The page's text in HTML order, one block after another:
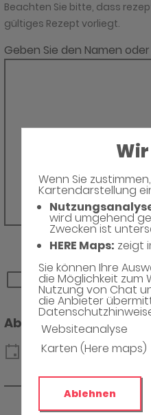
Wenn Sie
Kartendarstellung
wird umgehend
Zwecken ist
HERE Maps: zeigt
Sie können Ihre
die Möglichkeit zum
Nutzung von Chat
die Anbieter
Websiteanalyse
Karten (Here maps)
Ablehnen